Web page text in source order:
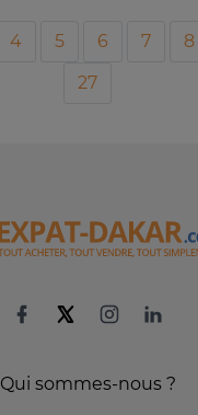
4 5 6 7 8
27
Qui sommes-nous ?